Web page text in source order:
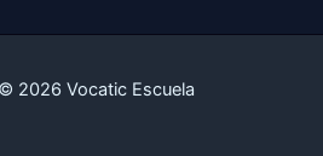
2026 Vocatic Escuela